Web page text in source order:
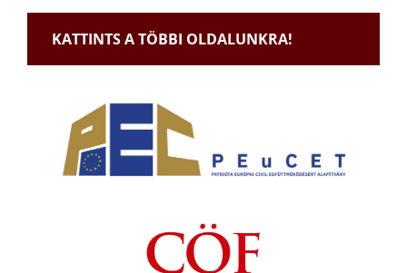
KATTINTS A TÖBBI OLDALUNKRA!